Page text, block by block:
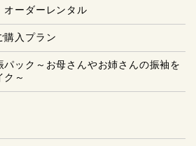
ーダーレンタル
購入プラン
パック～お母さんやお姉さんの振袖を
ク～